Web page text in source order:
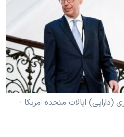
(دارایی) ایالات متحده آمریکا -